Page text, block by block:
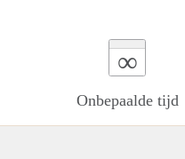
∞
Onbepaalde tijd